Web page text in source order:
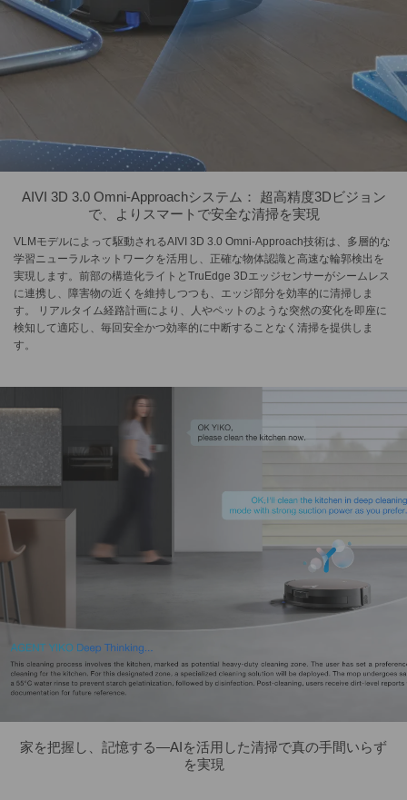
AIVI 3D 3.0 Omni-Approachシステム： 超高精度3Dビジョン
で、よりスマートで安全な清掃を実現
VLMモデルによって駆動されるAIVI 3D 3.0 Omni-Approach技術は、多層的な
学習ニューラルネットワークを活用し、正確な物体認識と高速な輪郭検出を
実現します。前部の構造化ライトとTruEdge 3Dエッジセンサーがシームレス
に連携し、障害物の近くを維持しつつも、エッジ部分を効率的に清掃しま
す。 リアルタイム経路計画により、人やペットのような突然の変化を即座に
検知して適応し、毎回安全かつ効率的に中断することなく清掃を提供しま
す。
家を把握し、記憶する—AIを活用した清掃で真の手間いらず
を実現